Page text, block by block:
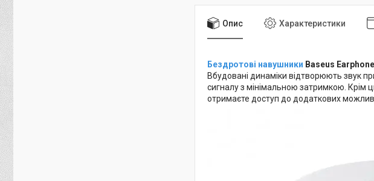
Опис Характеристики
Бездротові навушники Baseus
Вбудовані динаміки відтворюють звук
сигналу з мінімальною затримкою. Крім
отримаєте доступ до додаткових